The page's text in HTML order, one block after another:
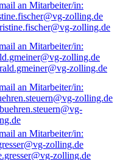
zolling.de
zolling.de
zolling.de